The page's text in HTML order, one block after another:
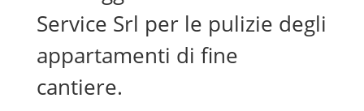
Service Srl per le pulizie degli
appartamenti di fine
cantiere.